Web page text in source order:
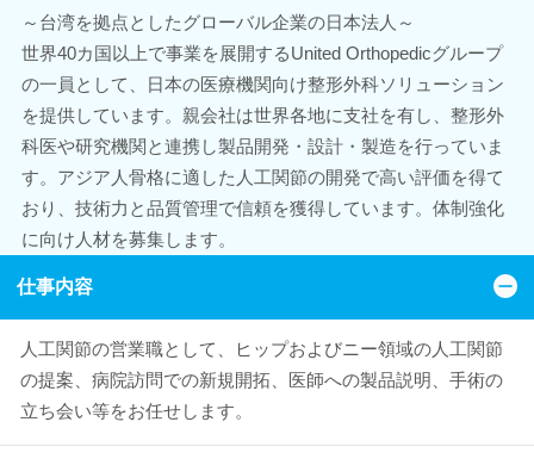
～台湾を拠点としたグローバル企業の日本法人～
世界40カ国以上で事業を展開するUnited Orthopedicグループ
の一員として、日本の医療機関向け整形外科ソリューション
を提供しています。親会社は世界各地に支社を有し、整形外
科医や研究機関と連携し製品開発・設計・製造を行っていま
す。アジア人骨格に適した人工関節の開発で高い評価を得て
おり、技術力と品質管理で信頼を獲得しています。体制強化
に向け人材を募集します。
仕事内容
人工関節の営業職として、ヒップおよびニー領域の人工関節
の提案、病院訪問での新規開拓、医師への製品説明、手術の
立ち会い等をお任せします。